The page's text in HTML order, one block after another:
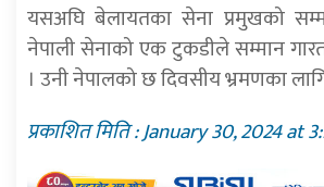
यसअघि बेलायतका सेना प्रमुखको
नेपाली सेनाको एक टुकडीले सम्मान
। उनी नेपालको छ दिवसीय भ्रमणका
प्रकाशित मिति : January 30, 2024 at